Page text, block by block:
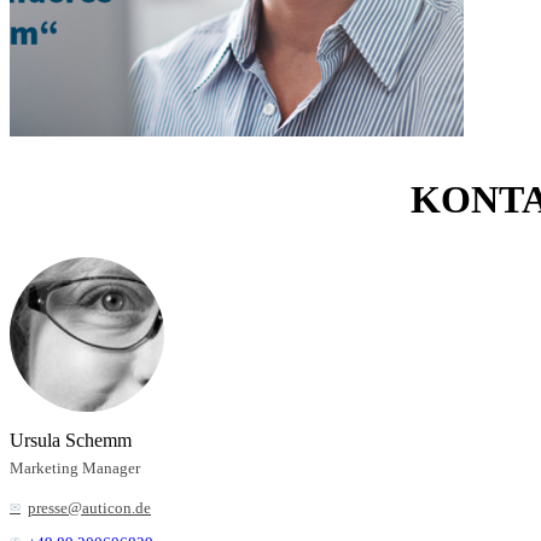
Ursula Schemm
Marketing Manager
presse@auticon.de